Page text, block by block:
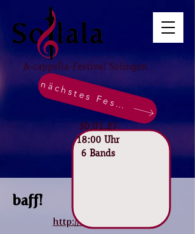
A-cappella-Festival Solingen
30.01.27
18:00 Uhr
6 Bands
nächstes Festival
baff!
http://baff-musik.de